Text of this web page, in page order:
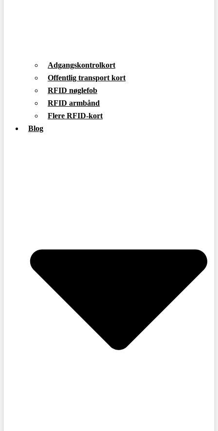
Adgangskontrolkort
Offentlig transport kort
RFID nøglefob
RFID armbånd
Flere RFID-kort
Blog